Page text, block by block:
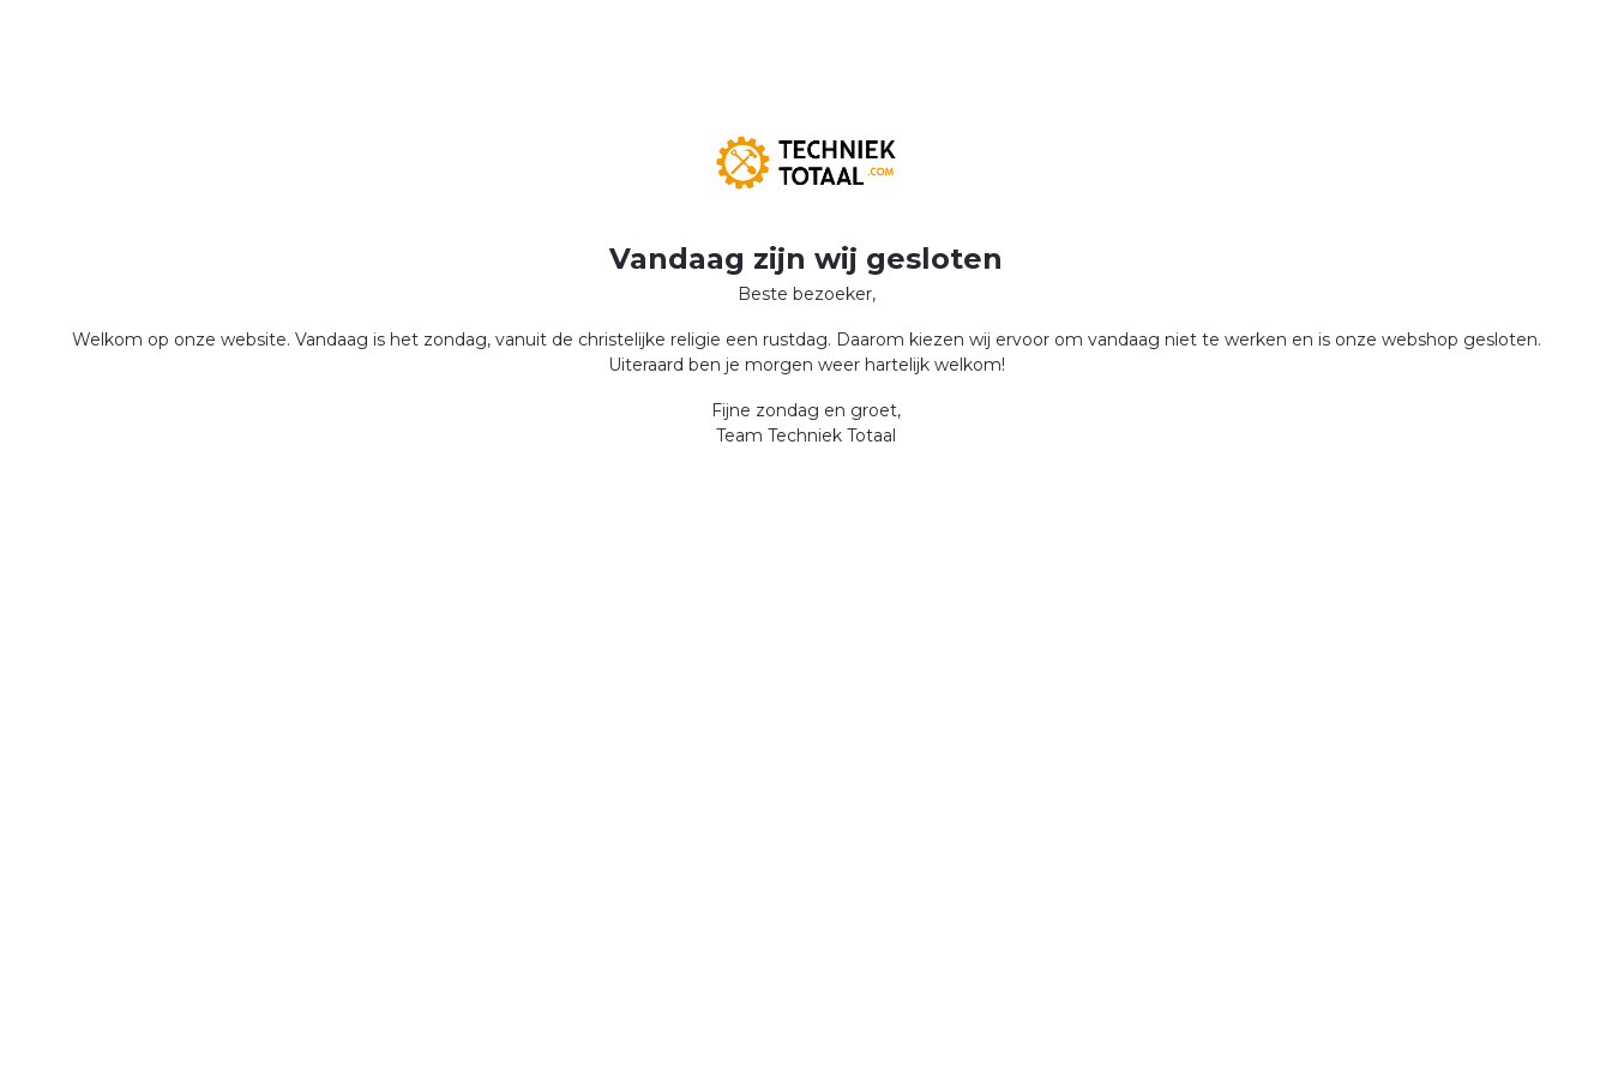
Vandaag zijn wij gesloten
Beste bezoeker,
Welkom op onze website. Vandaag is het zondag, vanuit de christelijke religie een rustdag. Daarom kiezen wij ervoor om vandaag niet te werken en is onze webshop gesloten.
Uiteraard ben je morgen weer hartelijk welkom!
Fijne zondag en groet,
Team Techniek Totaal